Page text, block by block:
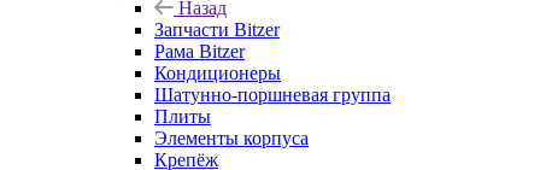
Назад
Запчасти Bitzer
Рама Bitzer
Кондиционеры
Шатунно-поршневая группа
Плиты
Элементы корпуса
Крепёж